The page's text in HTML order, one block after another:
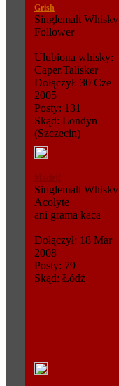
Grish
Singlemalt Whisky
Follower
Ulubiona whisky:
Caper,Talisker
Dołączył: 30 Cze
2005
Posty: 131
Skąd: Londyn
(Szczecin)
Maciejf
Singlemalt Whisky
Acolyte
ani grama kaca
Dołączył: 18 Mar
2008
Posty: 79
Skąd: Łódź